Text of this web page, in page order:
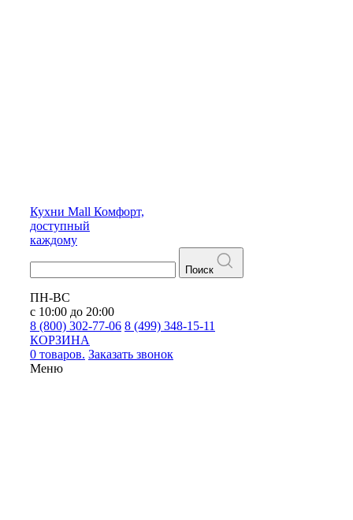
Кухни Mall Комфорт,
доступный
каждому
Поиск
ПН-ВС
с 10:00 до 20:00
8 (800) 302-77-06 8 (499) 348-15-11
КОРЗИНА
0 товаров. Заказать звонок
Меню